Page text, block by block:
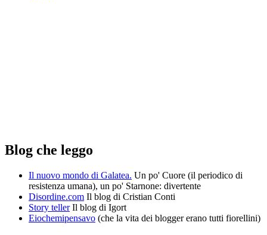
Blog che leggo
Il nuovo mondo di Galatea. Un po' Cuore (il periodico di
resistenza umana), un po' Starnone: divertente
Disordine.com Il blog di Cristian Conti
Story tellerIl blog di Igort
Eiochemipensavo (che la vita dei blogger erano tutti fiorellini)